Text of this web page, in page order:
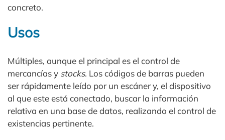
concreto.
Usos
Múltiples, aunque el principal es el control de
mercancías y stocks. Los códigos de barras pueden
ser rápidamente leído por un escáner y, el dispositivo
al que este está conectado, buscar la información
relativa en una base de datos, realizando el control de
existencias pertinente.